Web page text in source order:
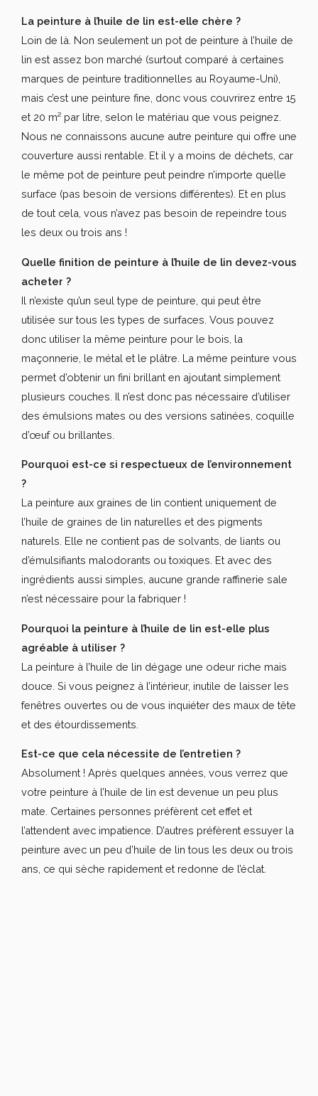
La peinture à l’huile de lin est-elle chère ?
Loin de là. Non seulement un pot de peinture à l’huile de
lin est assez bon marché (surtout comparé à certaines
marques de peinture traditionnelles au Royaume-Uni),
mais c’est une peinture fine, donc vous couvrirez entre 15
et 20 m² par litre, selon le matériau que vous peignez.
Nous ne connaissons aucune autre peinture qui offre une
couverture aussi rentable. Et il y a moins de déchets, car
le même pot de peinture peut peindre n’importe quelle
surface (pas besoin de versions différentes). Et en plus
de tout cela, vous n’avez pas besoin de repeindre tous
les deux ou trois ans !
Quelle finition de peinture à l’huile de lin devez-vous
acheter ?
Il n’existe qu’un seul type de peinture, qui peut être
utilisée sur tous les types de surfaces. Vous pouvez
donc utiliser la même peinture pour le bois, la
maçonnerie, le métal et le plâtre. La même peinture vous
permet d’obtenir un fini brillant en ajoutant simplement
plusieurs couches. Il n’est donc pas nécessaire d’utiliser
des émulsions mates ou des versions satinées, coquille
d’œuf ou brillantes.
Pourquoi est-ce si respectueux de l’environnement
?
La peinture aux graines de lin contient uniquement de
l’huile de graines de lin naturelles et des pigments
naturels. Elle ne contient pas de solvants, de liants ou
d’émulsifiants malodorants ou toxiques. Et avec des
ingrédients aussi simples, aucune grande raffinerie sale
n’est nécessaire pour la fabriquer !
Pourquoi la peinture à l’huile de lin est-elle plus
agréable à utiliser ?
La peinture à l’huile de lin dégage une odeur riche mais
douce. Si vous peignez à l’intérieur, inutile de laisser les
fenêtres ouvertes ou de vous inquiéter des maux de tête
et des étourdissements.
Est-ce que cela nécessite de l’entretien ?
Absolument ! Après quelques années, vous verrez que
votre peinture à l’huile de lin est devenue un peu plus
mate. Certaines personnes préfèrent cet effet et
l’attendent avec impatience. D’autres préfèrent essuyer la
peinture avec un peu d’huile de lin tous les deux ou trois
ans, ce qui sèche rapidement et redonne de l’éclat.